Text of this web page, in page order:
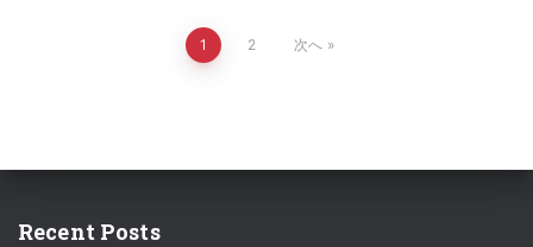
の
ペ
1 2 次へ
Recent Posts